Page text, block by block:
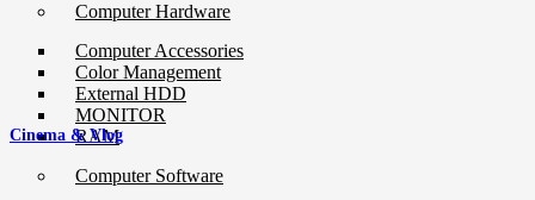
Computer Hardware
Computer Accessories
Color Management
External HDD
MONITOR
RAM
Computer Software
Cinema & Vlog